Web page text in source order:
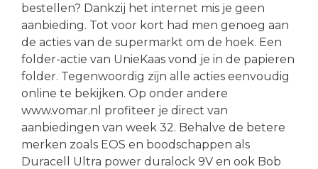
bestellen? Dankzij het internet mis je geen
aanbieding. Tot voor kort had men genoeg aan
de acties van de supermarkt om de hoek. Een
folder-actie van UnieKaas vond je in de papieren
folder. Tegenwoordig zijn alle acties eenvoudig
online te bekijken. Op onder andere
www.vomar.nl profiteer je direct van
aanbiedingen van week 32. Behalve de betere
merken zoals EOS en boodschappen als
Duracell Ultra power duralock 9V en ook Bob